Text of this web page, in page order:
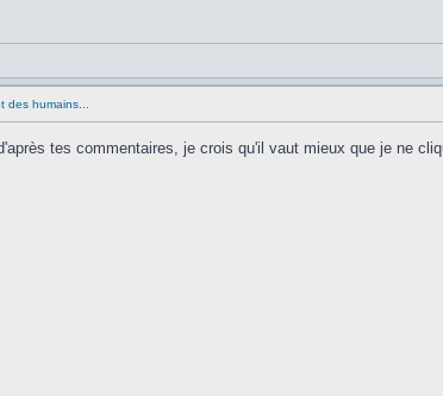
des humains...
tes commentaires, je crois qu'il vaut mieux que je ne